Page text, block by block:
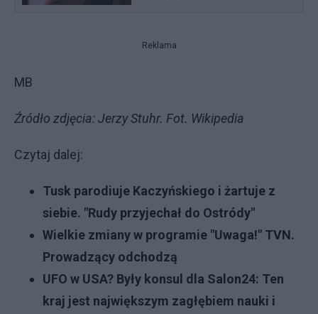
Reklama
MB
Źródło zdjęcia: Jerzy Stuhr. Fot. Wikipedia
Czytaj dalej:
Tusk parodiuje Kaczyńskiego i żartuje z
siebie. "Rudy przyjechał do Ostródy"
Wielkie zmiany w programie "Uwaga!" TVN.
Prowadzący odchodzą
UFO w USA? Były konsul dla Salon24: Ten
kraj jest największym zagłębiem nauki i